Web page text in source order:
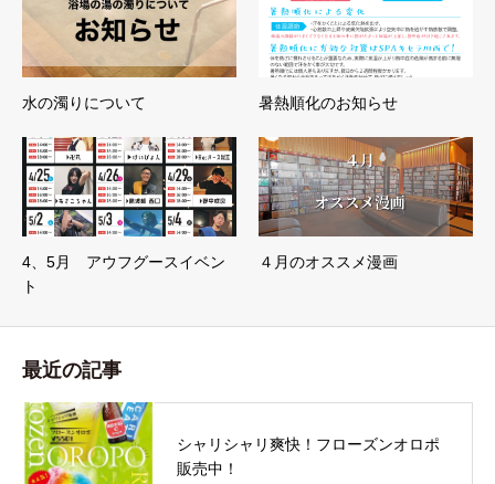
水の濁りについて 暑熱順化のお知らせ
4、5月 アウフグースイベン
ト
４月のオススメ漫画
最近の記事
シャリシャリ爽快！フローズンオロポ
販売中！